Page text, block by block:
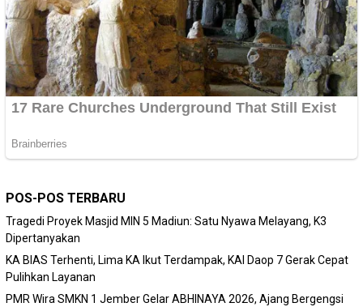
POS-POS TERBARU
Tragedi Proyek Masjid MIN 5 Madiun: Satu Nyawa Melayang, K3
Dipertanyakan
KA BIAS Terhenti, Lima KA Ikut Terdampak, KAI Daop 7 Gerak Cepat
Pulihkan Layanan
PMR Wira SMKN 1 Jember Gelar ABHINAYA 2026, Ajang Bergengsi